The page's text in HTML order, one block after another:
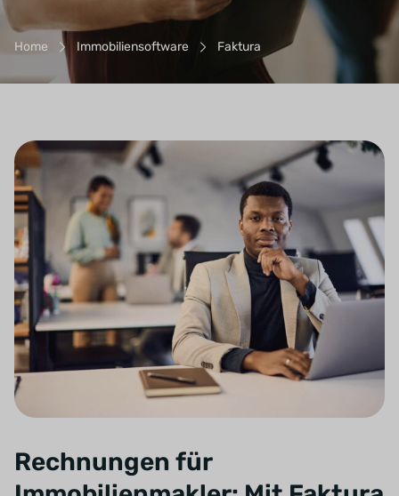
Breadcrumb-Navigation
Home Immobiliensoftware Faktura
Rechnungen für